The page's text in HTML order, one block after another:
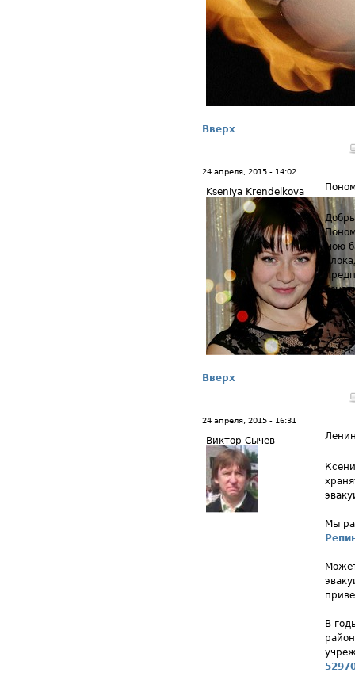
Вверх
24 апреля, 2015 - 14:02
Kseniya Krendelkova
мою
Вверх
24 апреля, 2015 - 16:31
Виктор Сычев
Мы
В